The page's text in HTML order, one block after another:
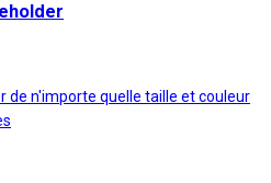
de n'importe quelle taille et couleur